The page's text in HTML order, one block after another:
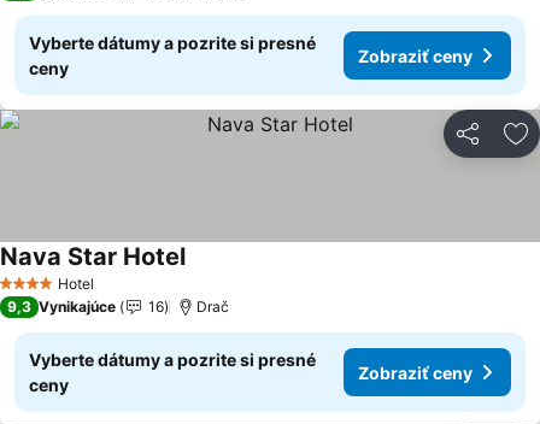
Vyberte dátumy a pozrite si presné
ceny
Zobraziť ceny
Zdieľať
4 Počet hviezdičiek
Hotel
Nava Star HotelZobraziť ceny
9,3 Vynikajúce 16 Drač
Vyberte dátumy a pozrite si presné
ceny
Zobraziť ceny